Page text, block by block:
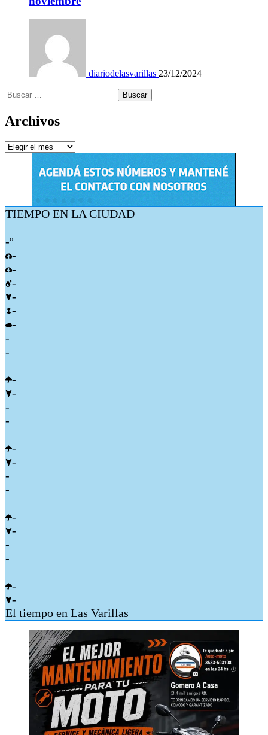
diariodelasvarillas 23/12/2024
Buscar:
Archivos
Archivos
TIEMPO EN LA CIUDAD
-º
-
-
-
-
-
-
-
-
-
-
-
-
-
-
-
-
-
-
-
-
-
-
El tiempo en Las Varillas